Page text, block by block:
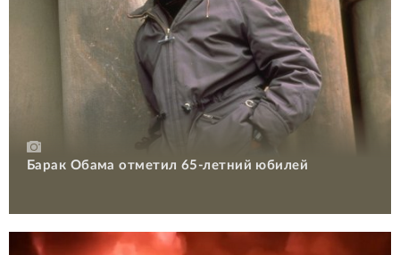
Барак Обама отметил 65-летний юбилей